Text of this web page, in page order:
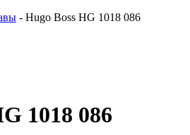
- Hugo Boss HG 1018 086
1018 086